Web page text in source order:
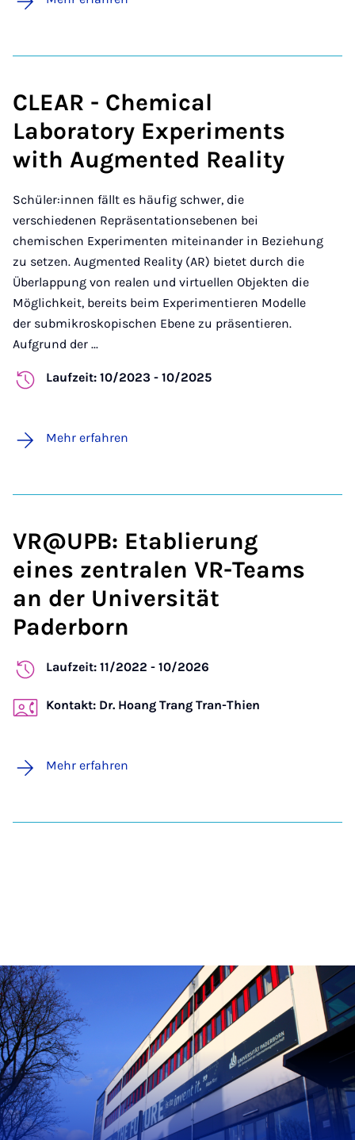
CLEAR - Chemical
Laboratory Experiments
with Augmented Reality
Schüler:innen fällt es häufig schwer, die
verschiedenen Repräsentationsebenen bei
chemischen Experimenten miteinander in Beziehung
zu setzen. Augmented Reality (AR) bietet durch die
Überlappung von realen und virtuellen Objekten die
Möglichkeit, bereits beim Experimentieren Modelle
der submikroskopischen Ebene zu präsentieren.
Aufgrund der ...
Laufzeit: 10/2023 - 10/2025
Mehr erfahren
VR@UPB: Etablierung
eines zentralen VR-Teams
an der Universität
Paderborn
Laufzeit: 11/2022 - 10/2026
Kontakt: Dr. Hoang Trang Tran-Thien
Mehr erfahren